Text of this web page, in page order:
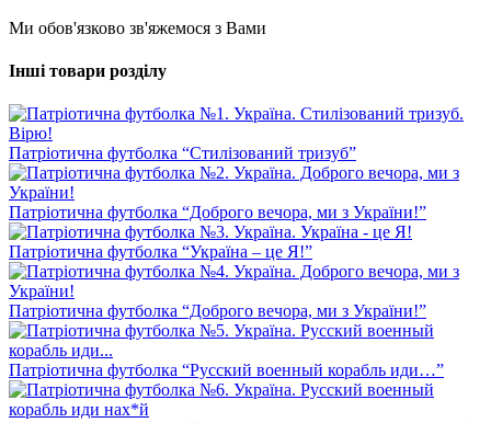
Ми обов'язково зв'яжемося з Вами
Інші товари розділу
Патріотична футболка “Стилізований тризуб”
Патріотична футболка “Доброго вечора, ми з України!”
Патріотична футболка “Україна – це Я!”
Патріотична футболка “Доброго вечора, ми з України!”
Патріотична футболка “Русский военный корабль иди…”